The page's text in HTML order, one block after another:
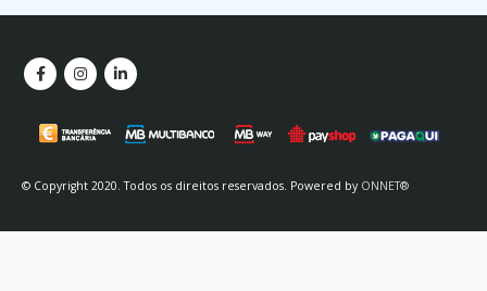
© Copyright 2020. Todos os direitos reservados. Powered by ONNET®